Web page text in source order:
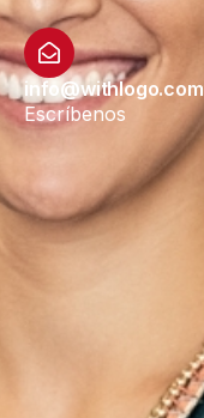
info@withlogo.com
Escríbenos